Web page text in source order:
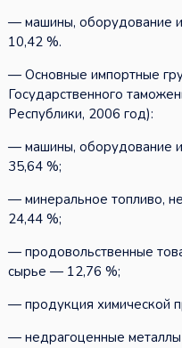
— машины, оборудование
10,42 %.
— Основные импортные
Государственного
Республики, 2006 год):
— машины, оборудование
35,64 %;
— минеральное топливо,
24,44 %;
— продовольственные
сырье — 12,76 %;
— продукция химической
— недрагоценные